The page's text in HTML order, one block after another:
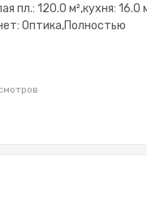
пл.: 120.0 м²,кухня: 16.0
Оптика,Полностью